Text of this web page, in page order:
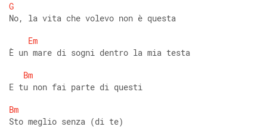
G
No, la vita che volevo non è questa
Em
È un mare di sogni dentro la mia testa
Bm
E tu non fai parte di questi
Bm
Sto meglio senza (di te)